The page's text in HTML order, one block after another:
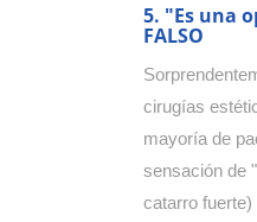
5. "Es una
FALSO
cirugías
mayoría de
sensación de
catarro